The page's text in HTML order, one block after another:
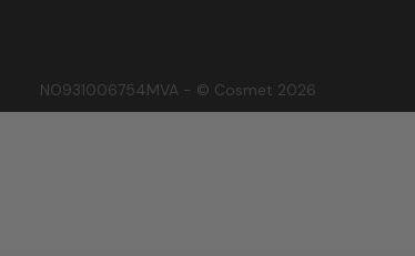
NO931006754MVA - © Cosmet 2026